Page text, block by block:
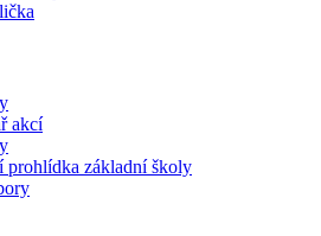
akcí
prohlídka základní školy